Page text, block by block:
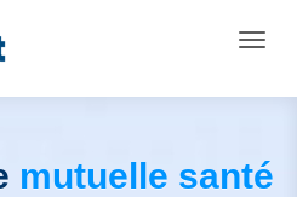
mutuelle santé